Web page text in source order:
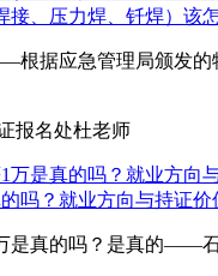
接、压力焊、钎焊）该
据应急管理局颁发的
报名处杜老师
吗？就业方向与持证价
是真的吗？是真的——石